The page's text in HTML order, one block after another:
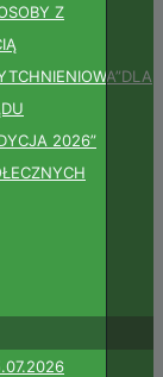
Z
2026”